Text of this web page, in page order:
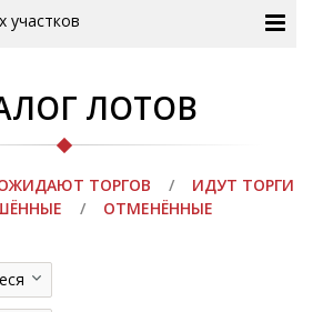
участков
ЛОТОВ
ТОРГОВ /
ИДУТ ТОРГИ
/ ОТМЕНЁННЫЕ